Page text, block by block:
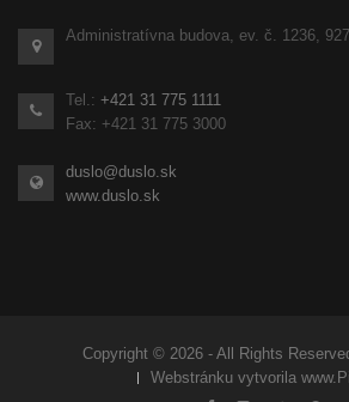
Administratívna budova, ev. č. 1236,
Tel.: +421 31 775 1111
Fax: +421 31 775 3000
duslo@duslo.sk
www.duslo.sk
Copyright © 2026 - All Rights
Webstránku vytvorila